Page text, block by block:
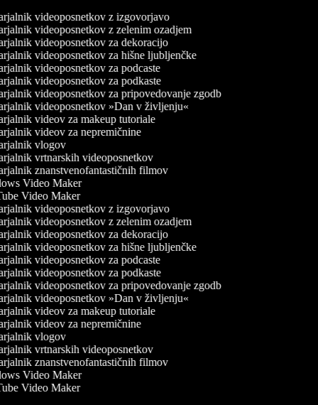
videoposnetkov z izgovorjavo
videoposnetkov z zelenim ozadjem
videoposnetkov za dekoracijo
videoposnetkov za hišne ljubljenčke
videoposnetkov za podcaste
videoposnetkov za podkaste
videoposnetkov za pripovedovanje zgodb
videoposnetkov »Dan v življenju«
videov za makeup tutoriale
videov za nepremičnine
vlogov
vrtnarskih videoposnetkov
znanstvenofantastičnih filmov
Video Maker
Video Maker
videoposnetkov z izgovorjavo
videoposnetkov z zelenim ozadjem
videoposnetkov za dekoracijo
videoposnetkov za hišne ljubljenčke
videoposnetkov za podcaste
videoposnetkov za podkaste
videoposnetkov za pripovedovanje zgodb
videoposnetkov »Dan v življenju«
videov za makeup tutoriale
videov za nepremičnine
vlogov
vrtnarskih videoposnetkov
znanstvenofantastičnih filmov
Video Maker
Video Maker